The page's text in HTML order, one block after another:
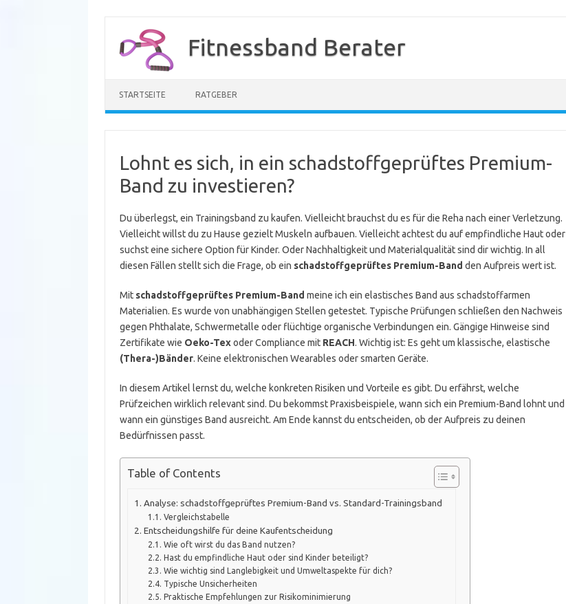
springen
Fitnessband Berater
STARTSEITE RATGEBER
Lohnt es sich, in ein schadstoffgeprüftes Premium-
Band zu investieren?
Du überlegst, ein Trainingsband zu kaufen. Vielleicht brauchst du es für die Reha nach einer Verletzung.
Vielleicht willst du zu Hause gezielt Muskeln aufbauen. Vielleicht achtest du auf empfindliche Haut oder
suchst eine sichere Option für Kinder. Oder Nachhaltigkeit und Materialqualität sind dir wichtig. In all
diesen Fällen stellt sich die Frage, ob ein schadstoffgeprüftes Premium-Band den Aufpreis wert ist.
Mit schadstoffgeprüftes Premium-Band meine ich ein elastisches Band aus schadstoffarmen
Materialien. Es wurde von unabhängigen Stellen getestet. Typische Prüfungen schließen den Nachweis
gegen Phthalate, Schwermetalle oder flüchtige organische Verbindungen ein. Gängige Hinweise sind
Zertifikate wie Oeko-Texoder Compliance mit REACH. Wichtig ist: Es geht um klassische, elastische
(Thera-)Bänder. Keine elektronischen Wearables oder smarten Geräte.
In diesem Artikel lernst du, welche konkreten Risiken und Vorteile es gibt. Du erfährst, welche
Prüfzeichen wirklich relevant sind. Du bekommst Praxisbeispiele, wann sich ein Premium-Band lohnt und
wann ein günstiges Band ausreicht. Am Ende kannst du entscheiden, ob der Aufpreis zu deinen
Bedürfnissen passt.
Table of Contents
Analyse: schadstoffgeprüftes Premium-Band vs. Standard-Trainingsband
Vergleichstabelle
Entscheidungshilfe für deine Kaufentscheidung
Wie oft wirst du das Band nutzen?
Hast du empfindliche Haut oder sind Kinder beteiligt?
Wie wichtig sind Langlebigkeit und Umweltaspekte für dich?
Typische Unsicherheiten
Praktische Empfehlungen zur Risikominimierung